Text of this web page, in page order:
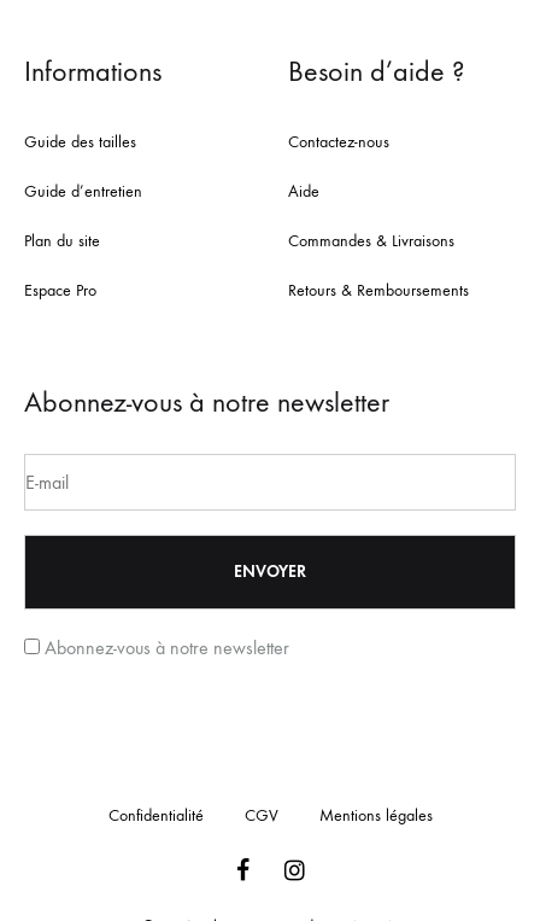
Informations
Guide des tailles
Guide d’entretien
Plan du site
Espace Pro
Besoin d’aide ?
Contactez-nous
Aide
Commandes & Livraisons
Retours & Remboursements
Abonnez-vous à notre newsletter
Abonnez-vous à notre newsletter
Confidentialité CGV Mentions légales
FacebookInstagram